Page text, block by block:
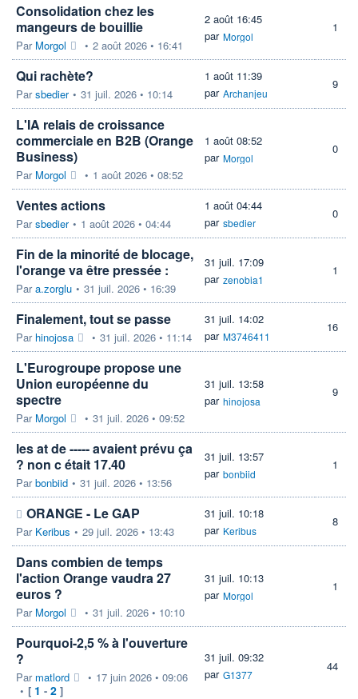
Consolidation chez les
mangeurs de bouillie
Par Morgol • 2 août 2026 • 16:41
2 août 16:45
par Morgol
1
Qui rachète?
Parsbedier • 31 juil. 2026 • 10:14
1 août 11:39
par Archanjeu
9
L'IA relais de croissance
commerciale en B2B (Orange
Business)
Par Morgol • 1 août 2026 • 08:52
1 août 08:52
par Morgol
0
Ventes actions
Parsbedier • 1 août 2026 • 04:44
1 août 04:44
par sbedier
0
Fin de la minorité de blocage,
l'orange va être pressée :
Para.zorglu • 31 juil. 2026 • 16:39
31 juil. 17:09
par zenobia1
1
Finalement, tout se passe
Par hinojosa • 31 juil. 2026 • 11:14
31 juil. 14:02
par M3746411
16
L'Eurogroupe propose une
Union européenne du
spectre
Par Morgol • 31 juil. 2026 • 09:52
31 juil. 13:58
par hinojosa
9
les at de ----- avaient prévu ça
? non c était 17.40
Parbonbiid • 31 juil. 2026 • 13:56
31 juil. 13:57
par bonbiid
1
ORANGE - Le GAP
Par Keribus • 29 juil. 2026 • 13:43
31 juil. 10:18
par Keribus
8
Dans combien de temps
l'action Orange vaudra 27
euros ?
Par Morgol • 31 juil. 2026 • 10:10
31 juil. 10:13
par Morgol
1
Pourquoi-2,5 % à l'ouverture
?
Par matlord • 17 juin 2026 • 09:06
• [ 1 - 2 ]
31 juil. 09:32
par G1377
44